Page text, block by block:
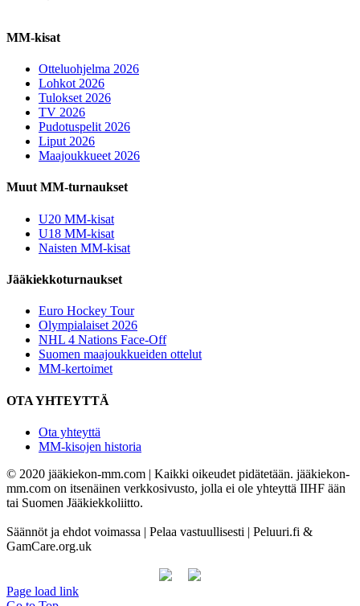
MM-kisat
Otteluohjelma 2026
Lohkot 2026
Tulokset 2026
TV 2026
Pudotuspelit 2026
Liput 2026
Maajoukkueet 2026
Muut MM-turnaukset
U20 MM-kisat
U18 MM-kisat
Naisten MM-kisat
Jääkiekkoturnaukset
Euro Hockey Tour
Olympialaiset 2026
NHL 4 Nations Face-Off
Suomen maajoukkueiden ottelut
MM-kertoimet
OTA YHTEYTTÄ
Ota yhteyttä
MM-kisojen historia
© 2020 jääkiekon-mm.com | Kaikki oikeudet pidätetään. jääkiekon-
mm.com on itsenäinen verkkosivusto, jolla ei ole yhteyttä IIHF ään
tai Suomen Jääkiekkoliitto.
Säännöt ja ehdot voimassa | Pelaa vastuullisesti | Peluuri.fi &
GamCare.org.uk
Page load link